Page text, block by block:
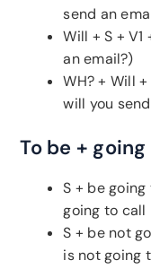
send an
Will + S +
an email?)
WH? + Will
will you
To be +
S + be
going to call
S + be not
is not going